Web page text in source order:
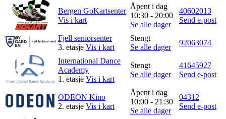
Tilbud
Kundeklubb
Inspirasjon
Bergen GoKartsenter
Vis i kart
Åpent i dag
10:30 - 20:00
Se alle dager
40602013
Send e-post
Fjell seniorsenter
3. etasje Vis i kart
Stengt
Se alle dager
92063074
International Dance
Academy
1. etasje Vis i kart
Stengt
Se alle dager
41645927
Send e-post
ODEON Kino
2. etasje Vis i kart
Åpent i dag
10:00 - 21:30
Se alle dager
04312
Send e-post